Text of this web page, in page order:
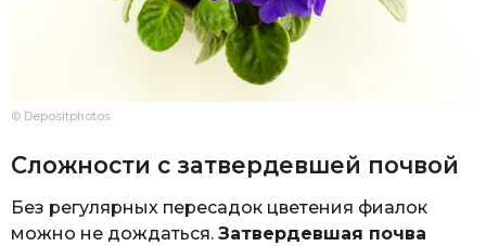
© Depositphotos
Сложности с затвердевшей почвой
Без регулярных пересадок цветения фиалок
можно не дождаться. Затвердевшая почва